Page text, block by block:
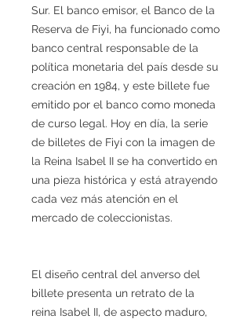
Sur. El banco emisor, el Banco de la
Reserva de Fiyi, ha funcionado como
banco central responsable de la
política monetaria del país desde su
creación en 1984, y este billete fue
emitido por el banco como moneda
de curso legal. Hoy en día, la serie
de billetes de Fiyi con la imagen de
la Reina Isabel II se ha convertido en
una pieza histórica y está atrayendo
cada vez más atención en el
mercado de coleccionistas.
El diseño central del anverso del
billete presenta un retrato de la
reina Isabel II, de aspecto maduro,